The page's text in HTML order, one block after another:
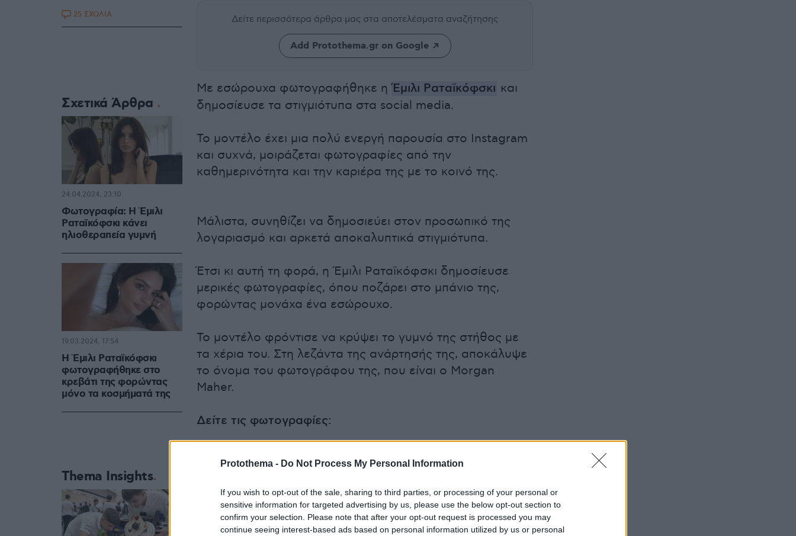
Protothema - Do Not Process My Personal Information
If you wish to opt-out of the sale, sharing to third parties, or processing of your personal or
sensitive information for targeted advertising by us, please use the below opt-out section to
confirm your selection. Please note that after your opt-out request is processed you may
continue seeing interest-based ads based on personal information utilized by us or personal
Δείτε περισσότερα άρθρα μας στα αποτελέσματα αναζήτησης
Add Protothema.gr on Google
Με εσώρουχα φωτογραφήθηκε ηΈμιλι Ραταϊκόφσκι και
δημοσίευσε τα στιγμιότυπα στα social media.
Το μοντέλο έχει μια πολύ ενεργή παρουσία στο Instagram
και συχνά, μοιράζεται φωτογραφίες από την
καθημερινότητα και την καριέρα της με το κοινό της.
Μάλιστα, συνηθίζει να δημοσιεύει στον προσωπικό της
λογαριασμό και αρκετά αποκαλυπτικά στιγμιότυπα.
Έτσι κι αυτή τη φορά, η Έμιλι Ραταϊκόφσκι δημοσίευσε
μερικές φωτογραφίες, όπου ποζάρει στο μπάνιο της,
φορώντας μονάχα ένα εσώρουχο.
Το μοντέλο φρόντισε να κρύψει το γυμνό της στήθος με
τα χέρια του. Στη λεζάντα της ανάρτησής της, αποκάλυψε
το όνομα του φωτογράφου της, που είναι ο Morgan
Maher.
Δείτε τις φωτογραφίες:
25 ΣΧΟΛΙΑ
Σχετικά Άρθρα
Φωτογραφία: Η Έμιλι
Ραταϊκόφσκι κάνει
ηλιοθεραπεία γυμνή
24.04.2024, 23:10
Η Έμιλι Ραταϊκόφσκι
φωτογραφήθηκε στο
κρεβάτι της φορώντας
μόνο τα κοσμήματά της
19.03.2024, 17:54
Thema Insights